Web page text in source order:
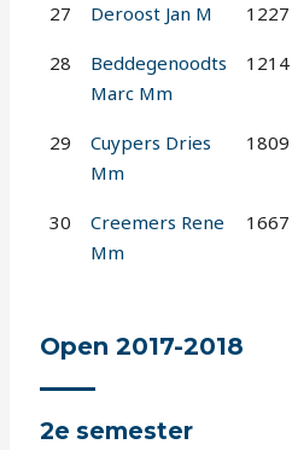
27 Deroost Jan M 1227
28
Beddegenoodts
Marc Mm
1214
29
Cuypers Dries
Mm
1809
30
Creemers Rene
Mm
1667
Open 2017-2018
2e semester